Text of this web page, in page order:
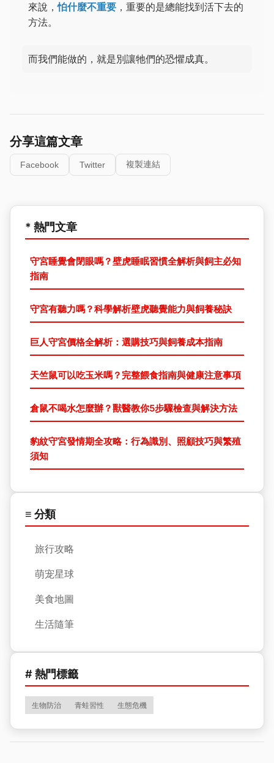
來說，怕什麼不重要 ，重要的是總能找到活下去的
方法。
而我們能做的，就是別讓牠們的恐懼成真。
分享這篇文章
Facebook Twitter 複製連結
* 熱門文章
守宮睡覺會閉眼嗎？壁虎睡眠習慣全解析與飼主必知
指南
守宮有聽力嗎？科學解析壁虎聽覺能力與飼養秘訣
巨人守宮價格全解析：選購技巧與飼養成本指南
天竺鼠可以吃玉米嗎？完整餵食指南與健康注意事項
倉鼠不喝水怎麼辦？獸醫教你5步驟檢查與解決方法
豹紋守宮發情期全攻略：行為識別、照顧技巧與繁殖
須知
≡ 分類
旅行攻略
萌宠星球
美食地圖
生活隨筆
# 熱門標籤
生物防治 青蛙習性 生態危機